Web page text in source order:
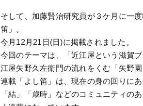
そして、加藤賢治研究員が３ケ月に一
笛」。
今月12月21日(日)に掲載されました。
今回のテーマは、「近江屋という滋賀
江屋矢野久左衛門の流れをくむ「矢野
連載「よし笛」は、現在の身の回りに
「結」「歳時」などのコミュニティの